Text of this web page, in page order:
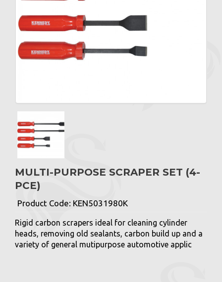
MULTI-PURPOSE SCRAPER SET (4-
PCE)
Product Code: KEN5031980K
Rigid carbon scrapers ideal for cleaning cylinder
heads, removing old sealants, carbon build up and a
variety of general mutipurpose automotive applic